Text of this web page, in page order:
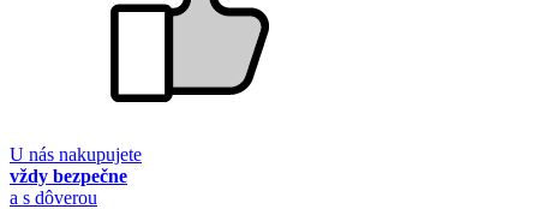
U nás nakupujete
vždy bezpečne
a s dôverou